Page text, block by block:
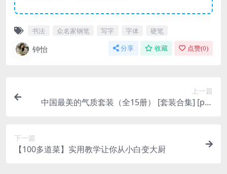
书法 众名家钢笔 写字 字体 硬笔
钟怡 分享 收藏 点赞(0)
上一篇
中国最美的气质套装（全15册） [ 套装合集] [pdf
下一篇
【100多道菜】实用教学让你从小白变大厨